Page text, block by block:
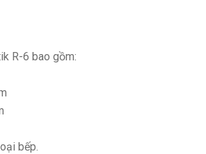
R-6 bao gồm:
bếp.